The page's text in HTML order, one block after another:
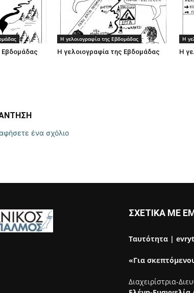
Εβδομάδας
Η γελοιογραφία της Εβδομάδας
Η γελοιογραφία της Εβδομάδας
Η
Η
ένα σχόλιο
ΣΧΕΤΙΚΑ ΜΕ
Ταυτότητα |
«Για
Διαχειρίστρια-